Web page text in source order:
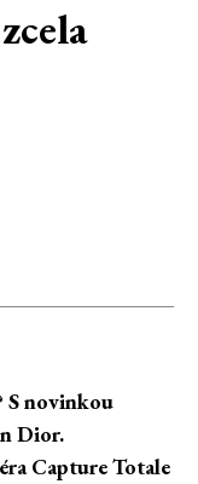
S novinkou
Dior.
Capture Totale